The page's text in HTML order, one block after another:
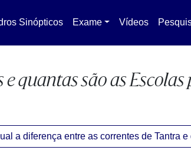
Sinópticos Exame Vídeos
quantas são as Escolas
a diferença entre as correntes de Tantra